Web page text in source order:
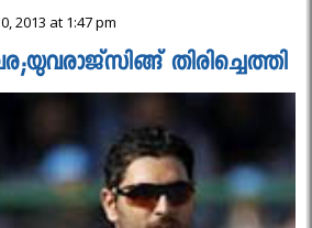
2013 at 1:47 pm
തിരിച്ചെത്തി